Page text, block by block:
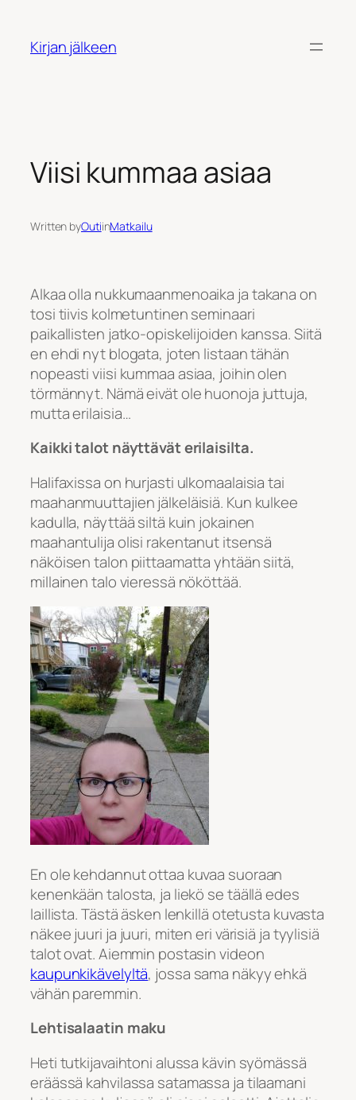
Kirjan jälkeen
Viisi kummaa asiaa
Written byOutiinMatkailu
Alkaa olla nukkumaanmenoaika ja takana on
tosi tiivis kolmetuntinen seminaari
paikallisten jatko-opiskelijoiden kanssa. Siitä
en ehdi nyt blogata, joten listaan tähän
nopeasti viisi kummaa asiaa, joihin olen
törmännyt. Nämä eivät ole huonoja juttuja,
mutta erilaisia…
Kaikki talot näyttävät erilaisilta.
Halifaxissa on hurjasti ulkomaalaisia tai
maahanmuuttajien jälkeläisiä. Kun kulkee
kadulla, näyttää siltä kuin jokainen
maahantulija olisi rakentanut itsensä
näköisen talon piittaamatta yhtään siitä,
millainen talo vieressä nököttää.
En ole kehdannut ottaa kuvaa suoraan
kenenkään talosta, ja liekö se täällä edes
laillista. Tästä äsken lenkillä otetusta kuvasta
näkee juuri ja juuri, miten eri värisiä ja tyylisiä
talot ovat. Aiemmin postasin videon
kaupunkikävelyltä, jossa sama näkyy ehkä
vähän paremmin.
Lehtisalaatin maku
Heti tutkijavaihtoni alussa kävin syömässä
eräässä kahvilassa satamassa ja tilaamani